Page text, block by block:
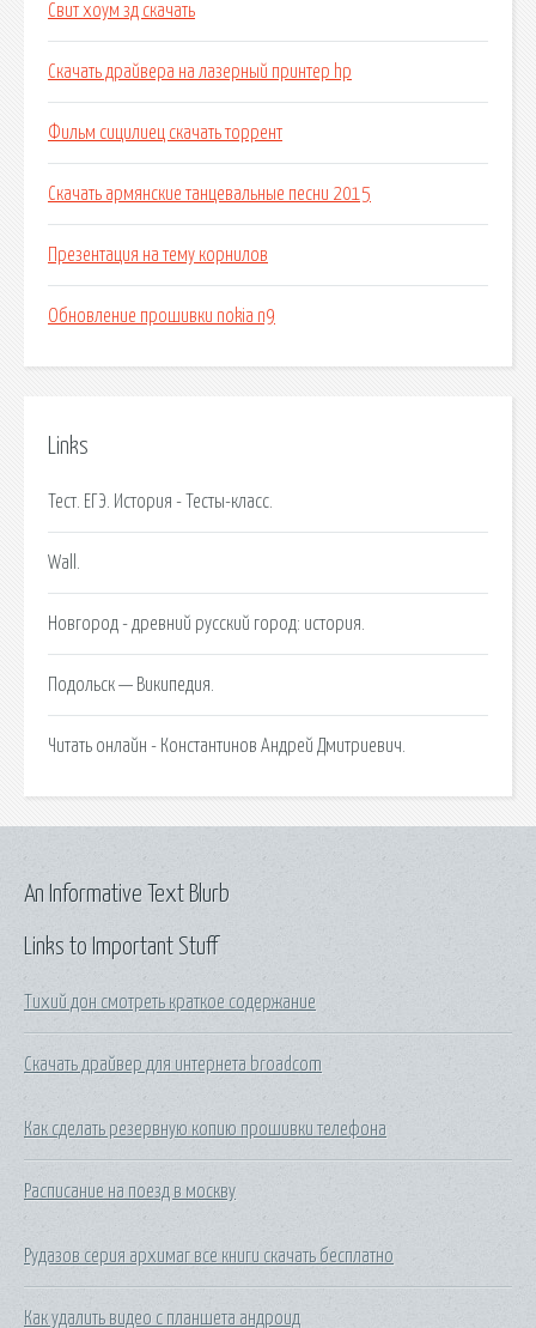
Свит хоум зд скачать
Скачать драйвера на лазерный принтер hp
Фильм сицилиец скачать торрент
Скачать армянские танцевальные песни 2015
Презентация на тему корнилов
Обновление прошивки nokia n9
Links
Тест. ЕГЭ. История - Тесты-класс.
Wall.
Новгород - древний русский город: история.
Подольск — Википедия.
Читать онлайн - Константинов Андрей Дмитриевич.
Links to Important Stuff
Тихий дон смотреть краткое содержание
Скачать драйвер для интернета broadcom
Как сделать резервную копию прошивки телефона
Расписание на поезд в москву
Рудазов серия архимаг все книги скачать бесплатно
Как удалить видео с планшета андроид
An Informative Text Blurb